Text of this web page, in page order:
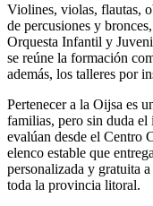
Violines, violas, flautas,
de percusiones y
Orquesta Infantil y
se reúne la formación
además, los talleres por
Pertenecer a la Oijsa es
familias, pero sin duda
evalúan desde el Centro
elenco estable que
personalizada y gratuita
toda la provincia litoral.